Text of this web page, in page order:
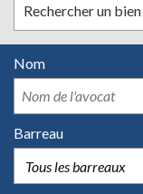
Rechercher un bien
Nom
Barreau